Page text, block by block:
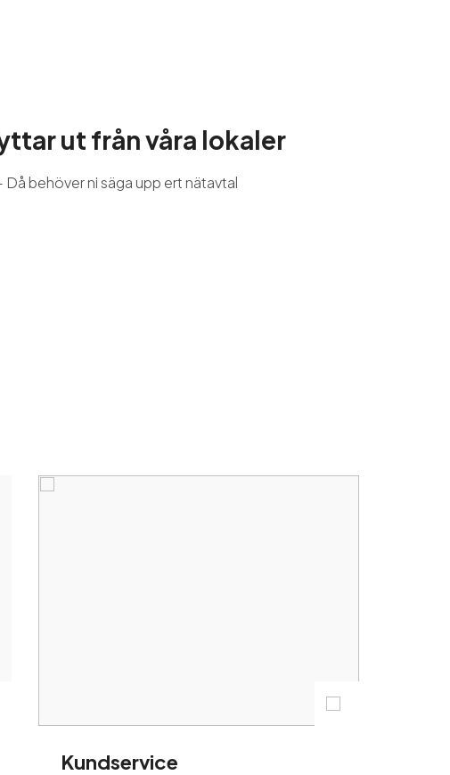
ut från våra lokaler
Då behöver ni säga upp ert nätavtal
Kundservice